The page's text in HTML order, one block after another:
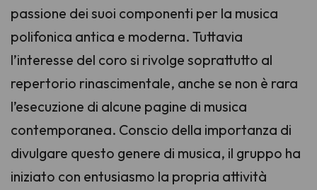
passione dei suoi componenti per la musica
polifonica antica e moderna. Tuttavia
l’interesse del coro si rivolge soprattutto al
repertorio rinascimentale, anche se non è rara
l’esecuzione di alcune pagine di musica
contemporanea. Conscio della importanza di
divulgare questo genere di musica, il gruppo ha
iniziato con entusiasmo la propria attività